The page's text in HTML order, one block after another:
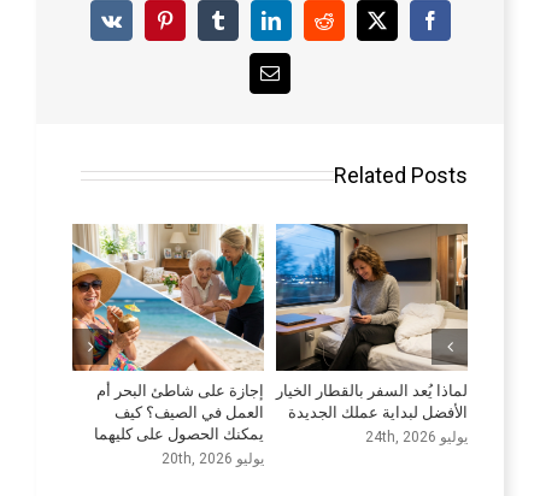
Facebook
X
Reddit
LinkedIn
Tumblr
Pinterest
Vk
Email
Related Posts
على شاطئ البحر أم
في الصيف؟ كيف
الحصول على كليهما
حسّن مهاراتك اللغوية
يوليو 9th, 2026
الاستفادة القصوى
إمكانات شركات
مجال الرعاية